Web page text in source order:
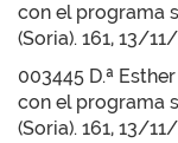
con el programa
(Soria). 161, 13/
003445 D.ª
con el programa
(Soria). 161, 13/